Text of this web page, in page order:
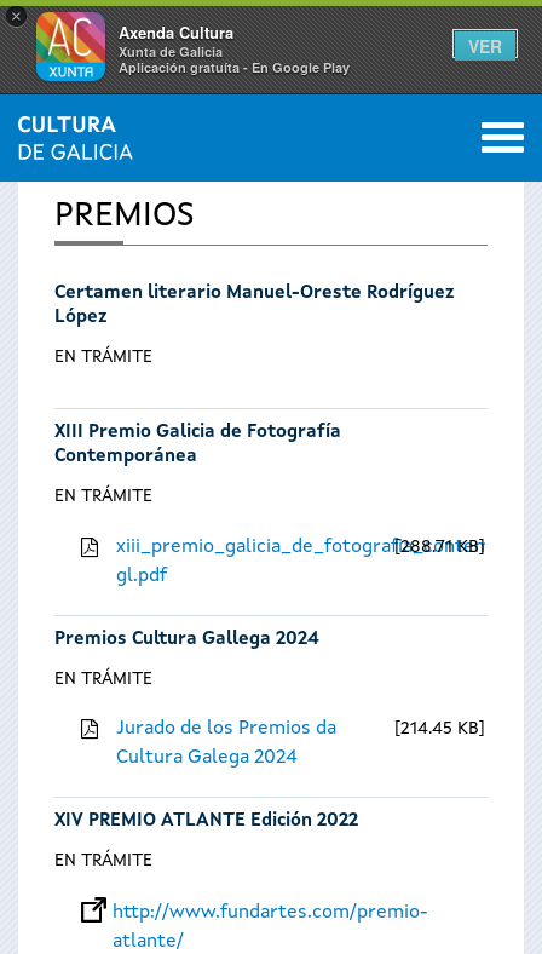
×
Axenda Cultura
Xunta de Galicia
Aplicación gratuíta - En Google Play
VER
Se
encuentra
usted
aquí
INICIO 0
PREMIOS
Certamen literario Manuel-Oreste Rodríguez
López
EN TRÁMITE
XIII Premio Galicia de Fotografía
Contemporánea
EN TRÁMITE
gl.pdf
288.71 KB
Premios Cultura Gallega 2024
EN TRÁMITE
Jurado de los Premios da
Cultura Galega 2024
214.45 KB
XIV PREMIO ATLANTE Edición 2022
EN TRÁMITE
http://www.fundartes.com/premio-
atlante/